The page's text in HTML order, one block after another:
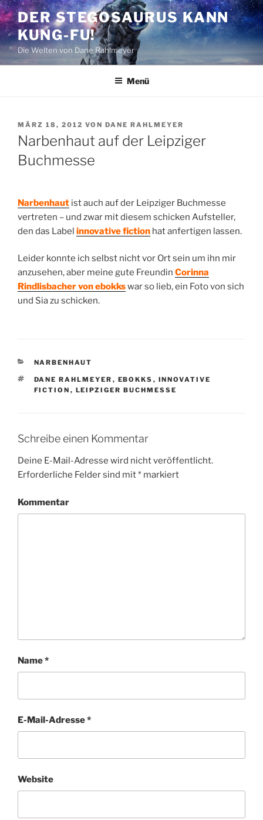
Zum
Inhalt
springen
DER STEGOSAURUS KANN
KUNG-FU!
Die Welten von Dane Rahlmeyer
Menü
VERÖFFENTLICHT
AM
MÄRZ 18, 2012 VON DANE RAHLMEYER
Narbenhaut auf der Leipziger
Buchmesse
Narbenhaut ist auch auf der Leipziger Buchmesse
vertreten – und zwar mit diesem schicken Aufsteller,
den das Label innovative fiction hat anfertigen lassen.
Leider konnte ich selbst nicht vor Ort sein um ihn mir
anzusehen, aber meine gute Freundin Corinna
Rindlisbacher von ebokkswar so lieb, ein Foto von sich
und Sia zu schicken.
KATEGORIEN
NARBENHAUT
SCHLAGWÖRTER
DANE RAHLMEYER , EBOKKS , INNOVATIVE
FICTION , LEIPZIGER BUCHMESSE
Schreibe einen Kommentar
Deine E-Mail-Adresse wird nicht veröffentlicht.
Erforderliche Felder sind mit* markiert
Kommentar
Name*
E-Mail-Adresse*
Website